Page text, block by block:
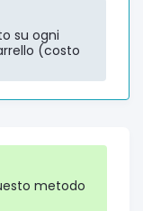
su ogni
(costo
metodo